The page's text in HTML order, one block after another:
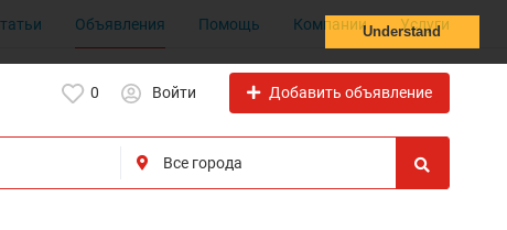
Understand
Объявления Помощь Компании Услуги
0 Войти Добавить объявление